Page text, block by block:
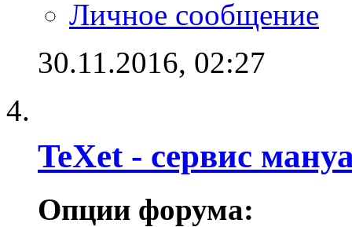
Личное сообщение
30.11.2016, 02:27
TeXet - cервис
Опции форума: